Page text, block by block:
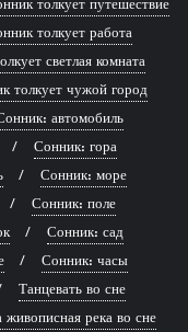
толкует работа
светлая комната
толкует чужой город
автомобиль
Сонник: гора
Сонник: море
Сонник: поле
Сонник: сад
Сонник: часы
Танцевать во сне
живописная река во сне